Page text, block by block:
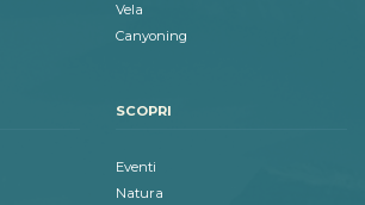
Vela
Canyoning
SCOPRI
Eventi
Natura